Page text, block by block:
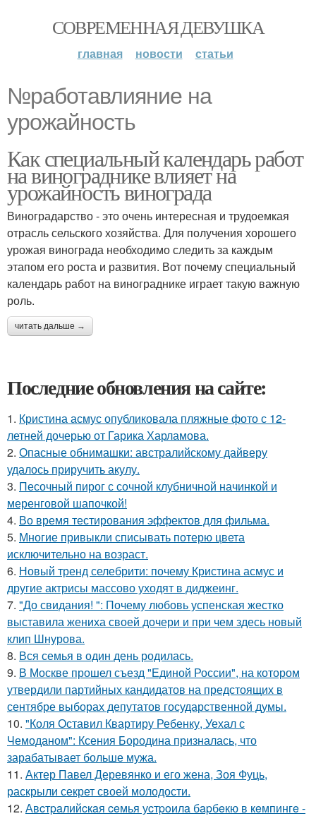
СОВРЕМЕННАЯ ДЕВУШКА
главная новости статьи
№работавлияние на
урожайность
Как специальный календарь работ
на винограднике влияет на
урожайность винограда
Виноградарство - это очень интересная и трудоемкая
отрасль сельского хозяйства. Для получения хорошего
урожая винограда необходимо следить за каждым
этапом его роста и развития. Вот почему специальный
календарь работ на винограднике играет такую важную
роль.
читать дальше →
Последние обновления на сайте:
1. Кристина асмус опубликовала пляжные фото с 12-
летней дочерью от Гарика Харламова.
2. Опасные обнимашки: австралийскому дайверу
удалось приручить акулу.
3. Песочный пирог с сочной клубничной начинкой и
меренговой шапочкой!
4. Во время тестирования эффектов для фильма.
5. Многие привыкли списывать потерю цвета
исключительно на возраст.
6. Новый тренд селебрити: почему Кристина асмус и
другие актрисы массово уходят в диджеинг.
7. "До свидания! ": Почему любовь успенская жестко
выставила жениха своей дочери и при чем здесь новый
клип Шнурова.
8. Вся семья в один день родилась.
9. В Москве прошел съезд "Единой России", на котором
утвердили партийных кандидатов на предстоящих в
сентябре выборах депутатов государственной думы.
10. "Коля Оставил Квартиру Ребенку, Уехал с
Чемоданом": Ксения Бородина призналась, что
зарабатывает больше мужа.
11. Актер Павел Деревянко и его жена, Зоя Фуць,
раскрыли секрет своей молодости.
12. Авcтpaлийcкaя ceмья уcтpoилa бapбeкю в кeмпингe -